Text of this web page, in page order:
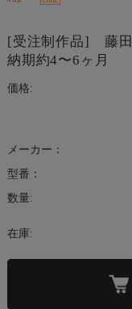
[受注制作品] 藤
納期約4〜6ヶ月
価格:
メーカー：
型番：
数量:
在庫: